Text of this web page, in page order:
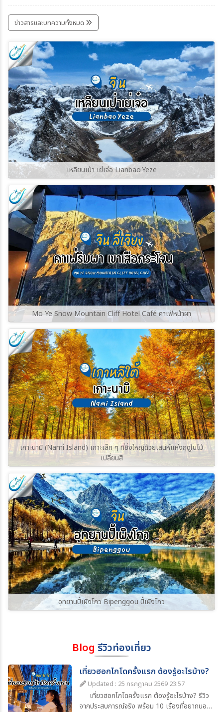
ประเทศจอร์เจีย ถือเป็นหนึ่งในชุมชนที่มีผู้อยู่อาศัย
ถาวรบนพื้นที่สูงที่สุดแห่งหนึ่งของยุโรป โดยตั้ง
อยู่ที่ระดับความสูงประมาณ 2,100 เมตรเหนือ
ระดับน้ำทะเล เสน่ห์ของอุชกูลีอยู่ที่บรรยากาศ
ราวกับย้อนเวลากลับไปในยุคกลาง บ้านเรือนหิน
เก่าแก่และหอคอยป้องกันตระกูลสวาน (Svan
Towers) ที่มีอายุนับร้อยปี ยังคงตั้งตระหง่านอยู่
ท่ามกลางฉากหลังของยอดเขาชคารา (Shkhara)
ซึ่งเป็นยอดเขาที่สูงที่สุดในจอร์เจีย
ข่าวสารและบทความทั้งหมด
เหลียนเป่า เย่เจ๋อ Lianbao Yeze
Mo Ye Snow Mountain Cliff Hotel Café คาเฟ่หน้าผา
เกาะนามิ (Nami Island) เกาะเล็ก ๆ ที่ยิ่งใหญ่ด้วยเสน่ห์แห่งฤดูใบไม้
เปลี่ยนสี
อุทยานปี้เผิงโกว Bipenggou ปี้เผิงโกว
Blog รีวิวท่องเที่ยว
เที่ยวฮอกไกโดครั้งแรก ต้องรู้อะไรบ้าง?
Updated : 25 กรกฎาคม 2569 23:57
เที่ยวฮอกไกโดครั้งแรก ต้องรู้อะไรบ้าง? รีวิว
จากประสบการณ์จริง พร้อม 10 เรื่องที่อยากบอก